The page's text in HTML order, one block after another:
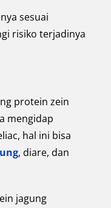
sesuai
risiko terjadinya
protein zein
mengidap
hal ini bisa
, diare, dan
jagung